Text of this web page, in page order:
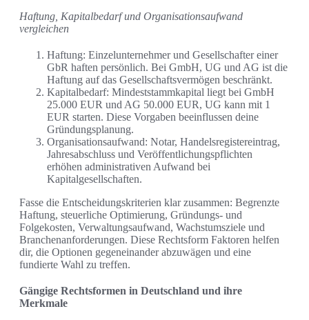
Haftung, Kapitalbedarf und Organisationsaufwand
vergleichen
Haftung: Einzelunternehmer und Gesellschafter einer
GbR haften persönlich. Bei GmbH, UG und AG ist die
Haftung auf das Gesellschaftsvermögen beschränkt.
Kapitalbedarf: Mindeststammkapital liegt bei GmbH
25.000 EUR und AG 50.000 EUR, UG kann mit 1
EUR starten. Diese Vorgaben beeinflussen deine
Gründungsplanung.
Organisationsaufwand: Notar, Handelsregistereintrag,
Jahresabschluss und Veröffentlichungspflichten
erhöhen administrativen Aufwand bei
Kapitalgesellschaften.
Fasse die Entscheidungskriterien klar zusammen: Begrenzte
Haftung, steuerliche Optimierung, Gründungs- und
Folgekosten, Verwaltungsaufwand, Wachstumsziele und
Branchenanforderungen. Diese Rechtsform Faktoren helfen
dir, die Optionen gegeneinander abzuwägen und eine
fundierte Wahl zu treffen.
Gängige Rechtsformen in Deutschland und ihre
Merkmale